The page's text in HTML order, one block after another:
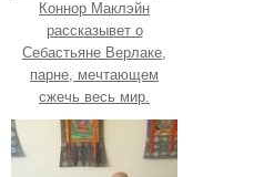
Коннор Маклэйн
рассказывет о
Себастьяне Верлаке,
парне, мечтающем
сжечь весь мир.